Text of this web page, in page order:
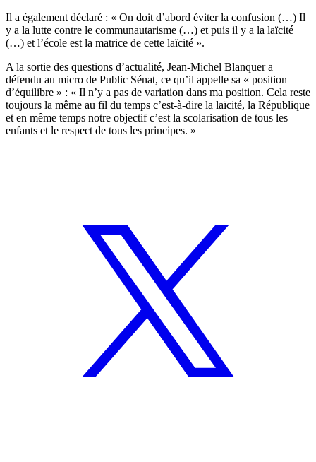
Il a également déclaré : « On doit d’abord éviter la confusion (…) Il
y a la lutte contre le communautarisme (…) et puis il y a la laïcité
(…) et l’école est la matrice de cette laïcité ».
A la sortie des questions d’actualité, Jean-Michel Blanquer a
défendu au micro de Public Sénat, ce qu’il appelle sa « position
d’équilibre » : « Il n’y a pas de variation dans ma position. Cela reste
toujours la même au fil du temps c’est-à-dire la laïcité, la République
et en même temps notre objectif c’est la scolarisation de tous les
enfants et le respect de tous les principes. »